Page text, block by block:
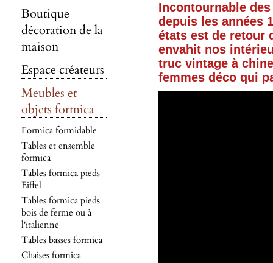
Boutique
décoration de la
maison
Espace créateurs
Meubles et
objets formica
Formica formidable
Tables et ensemble
formica
Tables formica pieds
Eiffel
Tables formica pieds
bois de ferme ou à
l'italienne
Tables basses formica
Chaises formica
Incontournable des
depuis les années
états est de retour
envahit nos
truc vintage à
femmes déco qui